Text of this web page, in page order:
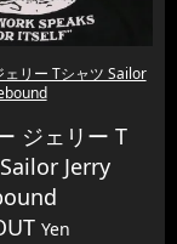
ェリー Tシャツ Sailor
ジェリー T
Jerry
Yen